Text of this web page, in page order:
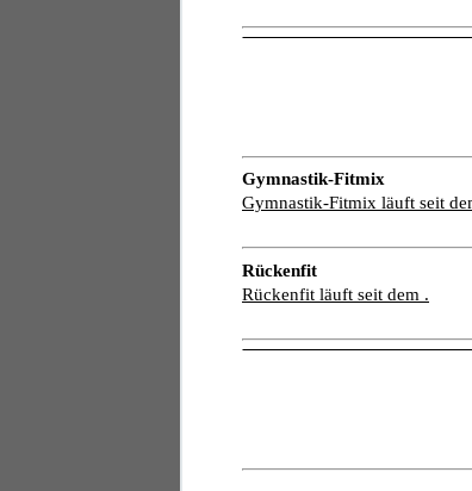
Gymnastik-Fitmix
Gymnastik-Fitmix läuft seit
Rückenfit
Rückenfit läuft seit dem .